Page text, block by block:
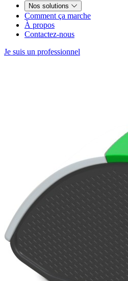
Nos solutions
Comment ça marche
À propos
Contactez-nous
Je suis un professionnel